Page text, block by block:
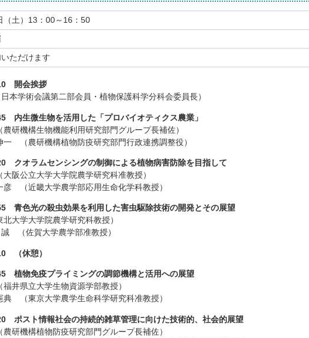
（土）13：00～16：50
ただけます
開会挨拶
学術会議第二部会員・植物保護科学分科会委員長）
内生微生物を活用した「プロバイオティクス農業」
研機構生物機能利用研究部門グループ長補佐）
一 （農研機構植物防疫研究部門行政連携調整役）
クオラムセンシングの制御による植物病害防除を目指して
阪公立大学大学院農学研究科准教授）
彦 （近畿大学農学部応用生命化学科教授）
青色光の殺虫効果を利用した害虫駆除技術の開発とその展望
大学大学院農学研究科教授）
（佐賀大学農学部准教授）
（休憩）
植物免疫プライミングの調節機構と活用への展望
井県立大学生物資源学部教授）
典 （東京大学農学生命科学研究科准教授）
ポスト情報社会の持続的雑草管理に向けた技術的、社会的展望
研機構植物防疫研究部門グループ長補佐）